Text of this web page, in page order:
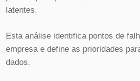
latentes.
Esta análise identifica pontos de
empresa e define as prioridades
dados.